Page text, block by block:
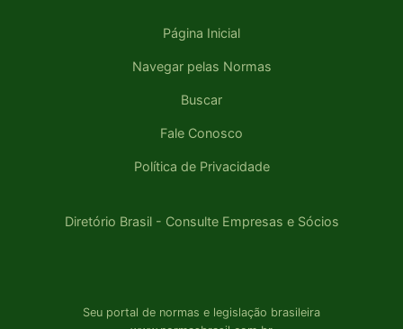
Página Inicial
Navegar pelas Normas
Buscar
Fale Conosco
Política de Privacidade
Diretório Brasil - Consulte Empresas e Sócios
Seu portal de normas e legislação brasileira